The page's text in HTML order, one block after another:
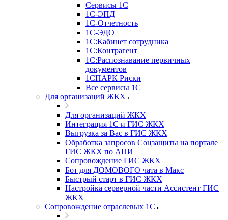
Сервисы 1С
1С-ЭПД
1С-Отчетность
1С-ЭДО
1С:Кабинет сотрудника
1С:Контрагент
1С:Распознавание первичных
документов
1СПАРК Риски
Все сервисы 1С
Для организаций ЖКХ
Для организаций ЖКХ
Интеграция 1С и ГИС ЖКХ
Выгрузка за Вас в ГИС ЖКХ
Обработка запросов Соцзащиты на портале
ГИС ЖКХ по АПИ
Сопровождение ГИС ЖКХ
Бот для ДОМОВОГО чата в Макс
Быстрый старт в ГИС ЖКХ
Настройка серверной части Ассистент ГИС
ЖКХ
Сопровождение отраслевых 1С